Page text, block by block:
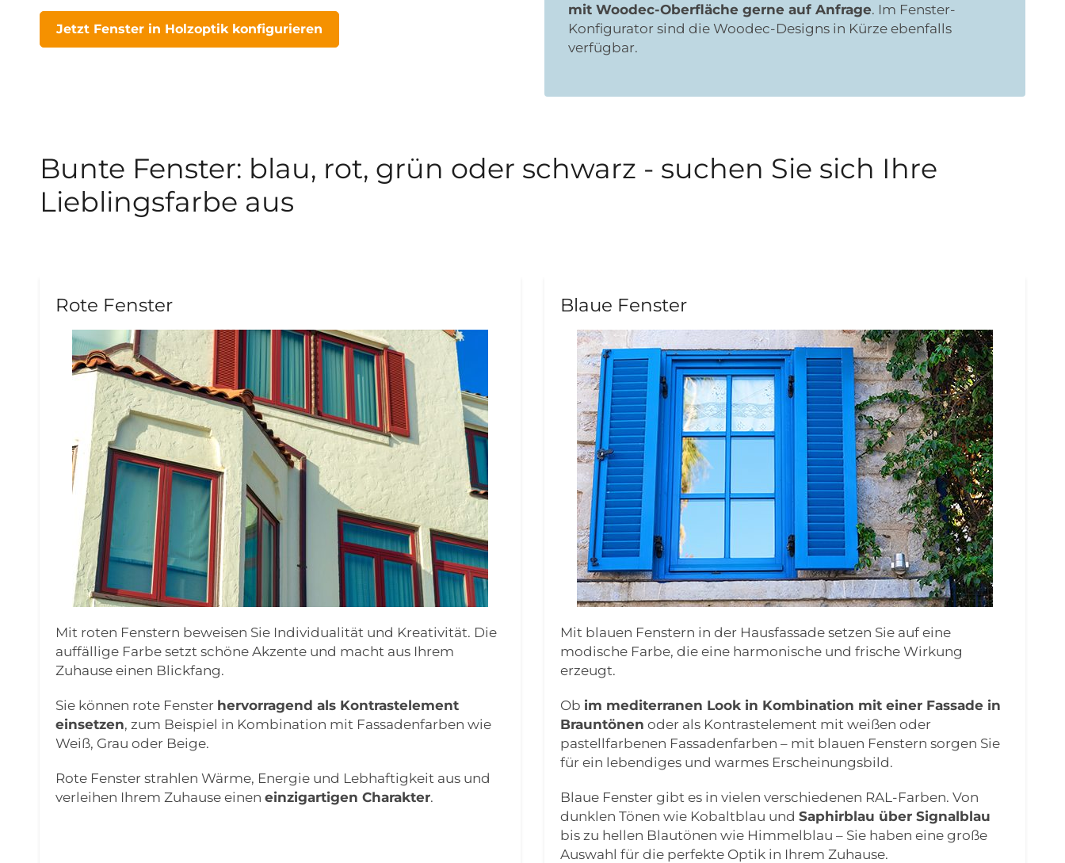
Jetzt Fenster in Holzoptik konfigurieren
mit Woodec-Oberfläche gerne auf Anfrage. Im Fenster-
Konfigurator sind die Woodec-Designs in Kürze ebenfalls
verfügbar.
Bunte Fenster: blau, rot, grün oder schwarz - suchen Sie sich Ihre
Lieblingsfarbe aus
Rote Fenster
Mit roten Fenstern beweisen Sie Individualität und Kreativität. Die
auffällige Farbe setzt schöne Akzente und macht aus Ihrem
Zuhause einen Blickfang.
Sie können rote Fenster hervorragend als Kontrastelement
einsetzen, zum Beispiel in Kombination mit Fassadenfarben wie
Weiß, Grau oder Beige.
Rote Fenster strahlen Wärme, Energie und Lebhaftigkeit aus und
verleihen Ihrem Zuhause einen einzigartigen Charakter.
Blaue Fenster
Mit blauen Fenstern in der Hausfassade setzen Sie auf eine
modische Farbe, die eine harmonische und frische Wirkung
erzeugt.
Ob im mediterranen Look in Kombination mit einer Fassade in
Brauntönen oder als Kontrastelement mit weißen oder
pastellfarbenen Fassadenfarben – mit blauen Fenstern sorgen Sie
für ein lebendiges und warmes Erscheinungsbild.
Blaue Fenster gibt es in vielen verschiedenen RAL-Farben. Von
dunklen Tönen wie Kobaltblau und Saphirblau über Signalblau
bis zu hellen Blautönen wie Himmelblau – Sie haben eine große
Auswahl für die perfekte Optik in Ihrem Zuhause.